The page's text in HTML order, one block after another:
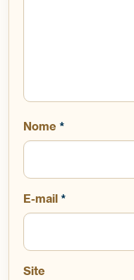
Nome *
E-mail *
Site